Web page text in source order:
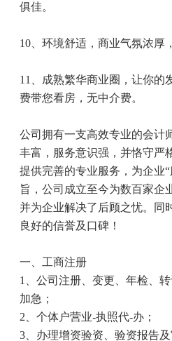
俱佳。
10 、环境舒适，商业气氛浓厚
11
、成熟繁华商业圈，让你
费带您看房，无中介费。
公司拥有一支高效专业的会计
丰富，服务意识强，并恪守严
提供完善的专业服务，为企业
旨，公司成立至今为数百家企
并为企业解决了后顾之忧。同
良好的信誉及口碑！
一、工商注册
1
、公司注册、变更、年检、
加急；
2 、个体户营业-执照代-办；
3 、办理增资验资、验资报告及